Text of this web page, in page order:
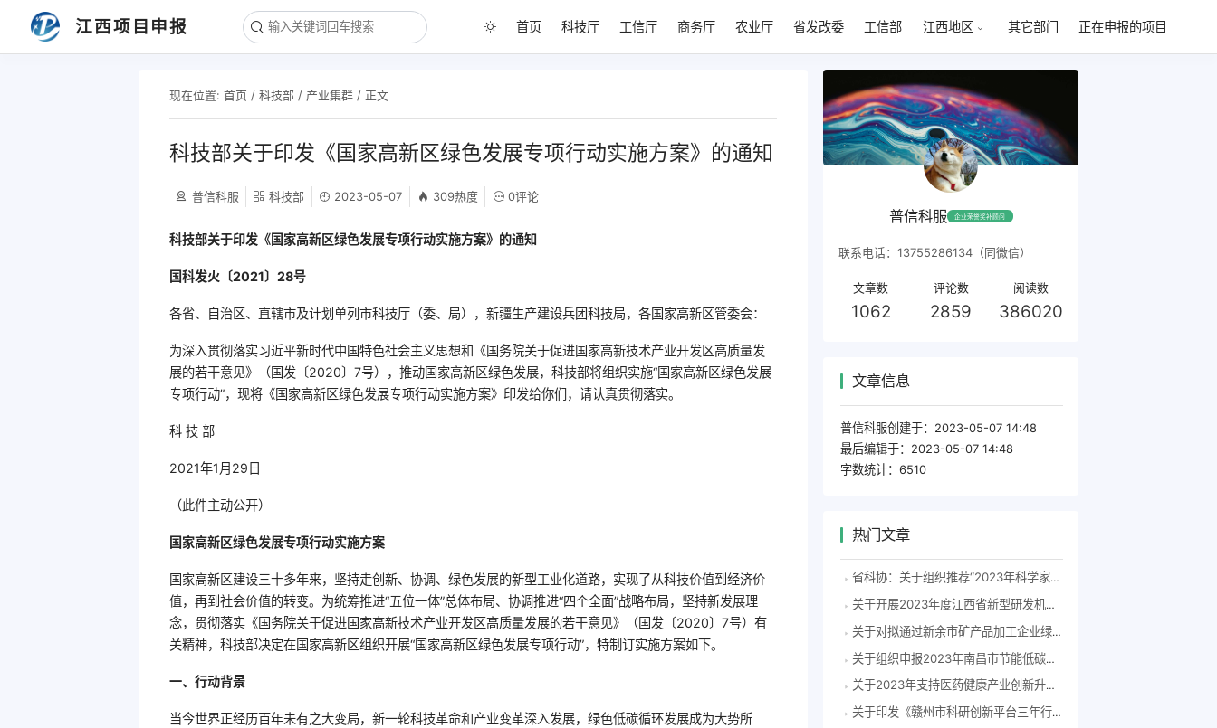
江西项目申报 首页 科技厅 工信厅 商务厅 农业厅 省发改委 工信部 江西地区 其它部门 正在申报的项目
现在位置: 首页 / 科技部 / 产业集群/ 正文
科技部关于印发《国家高新区绿色发展专项行动实施方案》的通知
普信科服 科技部 2023-05-07 309热度 0评论
科技部关于印发《国家高新区绿色发展专项行动实施方案》的通知
国科发火〔2021〕28号
各省、自治区、直辖市及计划单列市科技厅（委、局），新疆生产建设兵团科技局，各国家高新区管委会：
为深入贯彻落实习近平新时代中国特色社会主义思想和《国务院关于促进国家高新技术产业开发区高质量发
展的若干意见》（国发〔2020〕7号），推动国家高新区绿色发展，科技部将组织实施“国家高新区绿色发展
专项行动”，现将《国家高新区绿色发展专项行动实施方案》印发给你们，请认真贯彻落实。
科 技 部
2021年1月29日
（此件主动公开）
国家高新区绿色发展专项行动实施方案
国家高新区建设三十多年来，坚持走创新、协调、绿色发展的新型工业化道路，实现了从科技价值到经济价
值，再到社会价值的转变。为统筹推进“五位一体”总体布局、协调推进“四个全面”战略布局，坚持新发展理
念，贯彻落实《国务院关于促进国家高新技术产业开发区高质量发展的若干意见》（国发〔2020〕7号）有
关精神，科技部决定在国家高新区组织开展“国家高新区绿色发展专项行动”，特制订实施方案如下。
一、行动背景
当今世界正经历百年未有之大变局，新一轮科技革命和产业变革深入发展，绿色低碳循环发展成为大势所
普信科服 企业荣誉奖补顾问
联系电话：13755286134（同微信）
文章数
1062
评论数
2859
阅读数
386020
文章信息
普信科服创建于： 2023-05-07 14:48
最后编辑于： 2023-05-07 14:48
字数统计： 6510
热门文章
省科协：关于组织推荐“2023年科学家精神教育基地”申报单位的通知
关于开展2023年度江西省新型研发机构申报的通知
关于对拟通过新余市矿产品加工企业绿色创建验收企业名单的公示
关于组织申报2023年南昌市节能低碳发展专项资金（发改口）备选项目的通知
关于2023年支持医药健康产业创新升级奖补资金拟兑现项目的公示
关于印发《赣州市科研创新平台三年行动计划》的通知